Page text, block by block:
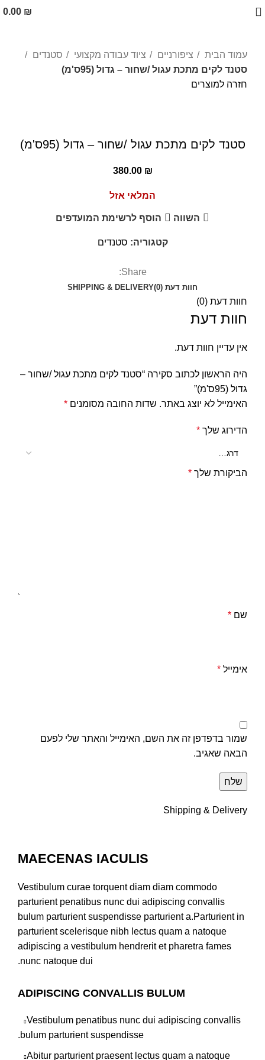
0.00 ₪
עמוד הבית ציפורניים ציוד עבודה מקצועי
סטנדים
סטנד לקים מתכת עגול /שחור – גדול (95ס'מ)
חזרה למוצרים
סטנד לקים מתכת עגול /שחור – גדול (95ס'מ)
380.00 ₪
המלאי אזל
השווה הוסף לרשימת המועדפים
קטגוריה: סטנדים
Share:
חוות דעת (0) SHIPPING & DELIVERY
חוות דעת (0)
חוות דעת
אין עדיין חוות דעת.
היה הראשון לכתוב סקירה “סטנד לקים מתכת עגול /שחור –
גדול (95ס'מ)”
האימייל לא יוצג באתר. שדות החובה מסומנים *
הדירוג שלך *
הביקורת שלך *
שם *
אימייל *
שמור בדפדפן זה את השם, האימייל והאתר שלי לפעם
הבאה שאגיב.
Shipping & Delivery
MAECENAS IACULIS
Vestibulum curae torquent diam diam commodo
parturient penatibus nunc dui adipiscing convallis
bulum parturient suspendisse parturient a.Parturient in
parturient scelerisque nibh lectus quam a natoque
adipiscing a vestibulum hendrerit et pharetra fames
nunc natoque dui.
ADIPISCING CONVALLIS BULUM
Vestibulum penatibus nunc dui adipiscing convallis
bulum parturient suspendisse.
Abitur parturient praesent lectus quam a natoque